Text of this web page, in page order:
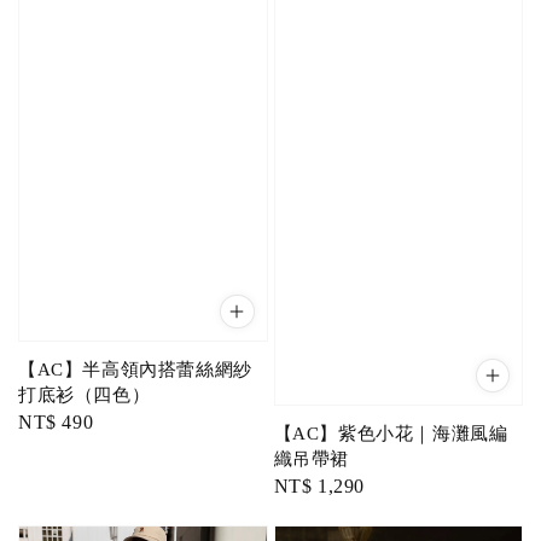
【AC】半高領內搭蕾絲網紗
打底衫（四色）
Regular
NT$ 490
【AC】紫色小花｜海灘風編
織吊帶裙
Regular
NT$ 1,290